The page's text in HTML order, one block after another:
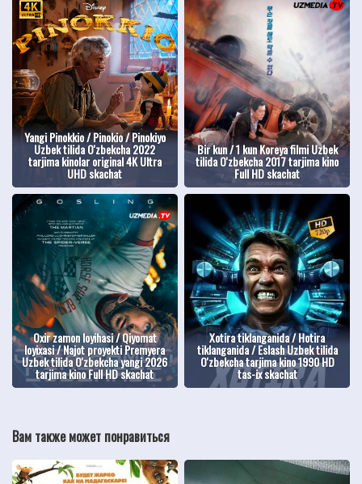
Yangi Pinokkio / Pinokio / Pinokiyo
Uzbek tilida O'zbekcha 2022
tarjima kinolar original 4K Ultra
UHD skachat
Bir kun / 1 kun Koreya filmi Uzbek
tilida O'zbekcha 2017 tarjima kino
Full HD skachat
Oxir zamon loyihasi / Qiyomat
loyixasi / Najot proyekti Premyera
Uzbek tilida O'zbekcha yangi 2026
tarjima kino Full HD skachat
Xotira tiklanganida / Hotira
tiklanganida / Eslash Uzbek tilida
O'zbekcha tarjima kino 1990 HD
tas-ix skachat
Вам также может понравиться